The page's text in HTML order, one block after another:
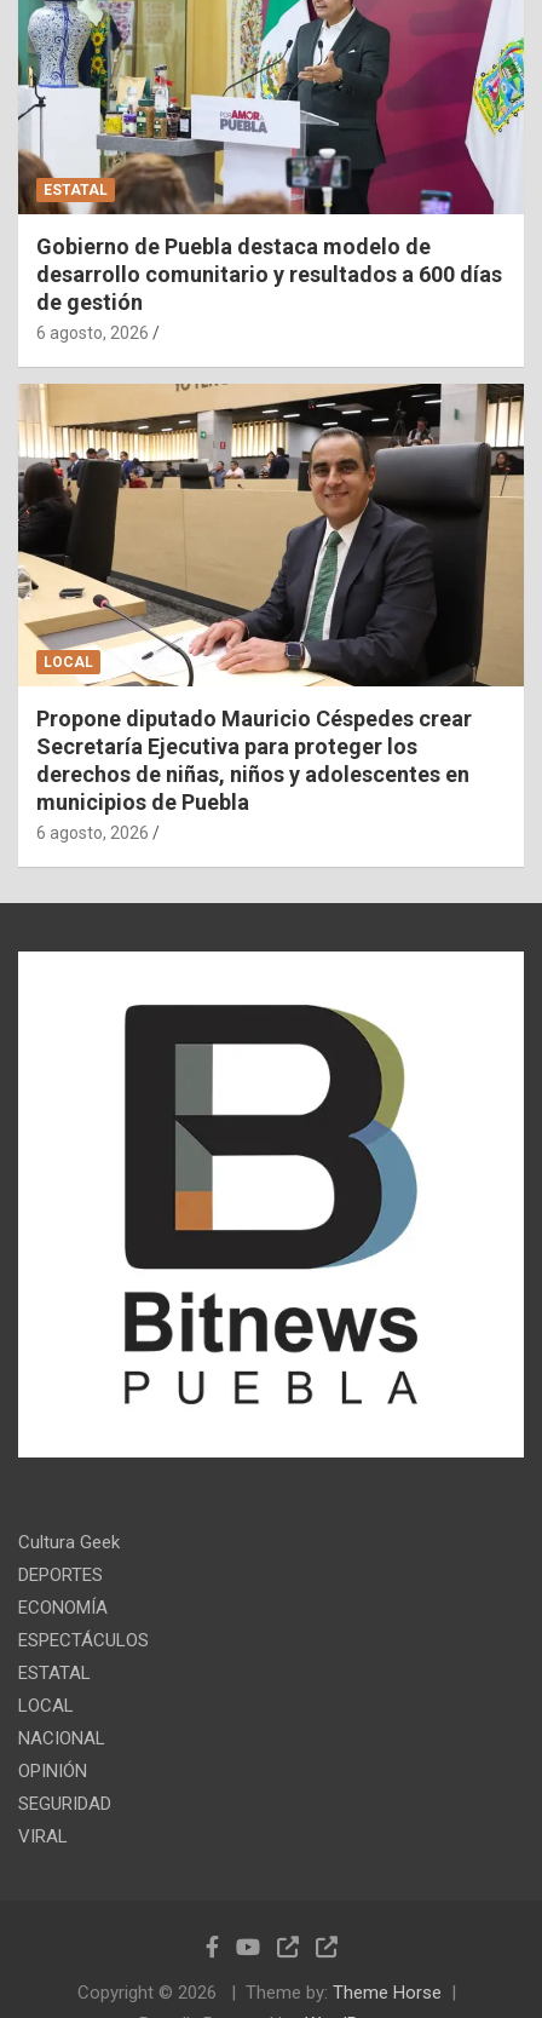
ESTATAL
Gobierno de Puebla destaca modelo de
desarrollo comunitario y resultados a 600 días
de gestión
6 agosto, 2026
LOCAL
Propone diputado Mauricio Céspedes crear
Secretaría Ejecutiva para proteger los
derechos de niñas, niños y adolescentes en
municipios de Puebla
6 agosto, 2026
Cultura Geek
DEPORTES
ECONOMÍA
ESPECTÁCULOS
ESTATAL
LOCAL
NACIONAL
OPINIÓN
SEGURIDAD
VIRAL
Copyright © 2026 Theme by: Theme Horse